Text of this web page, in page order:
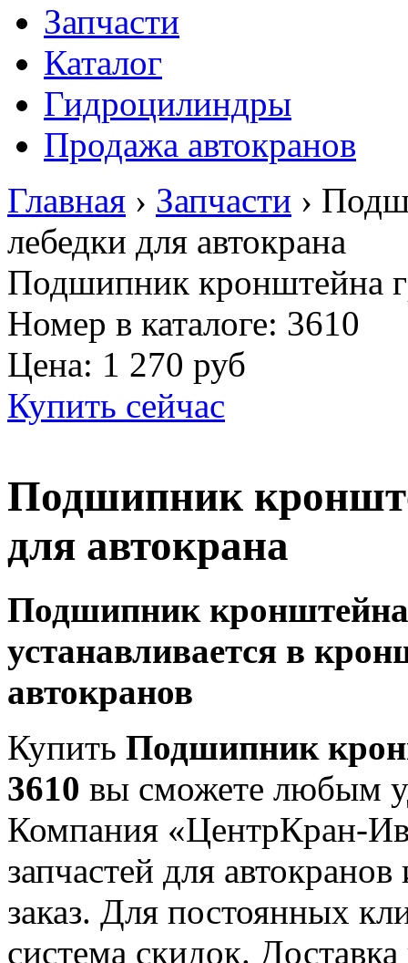
Запчасти
Каталог
Гидроцилиндры
Продажа автокранов
Главная › Запчасти ›
лебедки для автокрана
Подшипник кронштейна
Номер в каталоге: 3610
Цена: 1 270 руб
Купить сейчас
Подшипник
для автокрана
Подшипник кронштейна
устанавливается в
автокранов
Купить Подшипник
3610 вы сможете любым
Компания «ЦентрКран-
запчастей для
заказ. Для постоянных
система скидок.